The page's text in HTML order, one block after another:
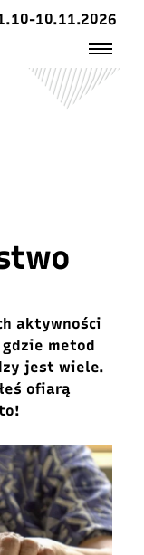
10.11.2026
aktywności
metod
jest wiele.
ofiarą